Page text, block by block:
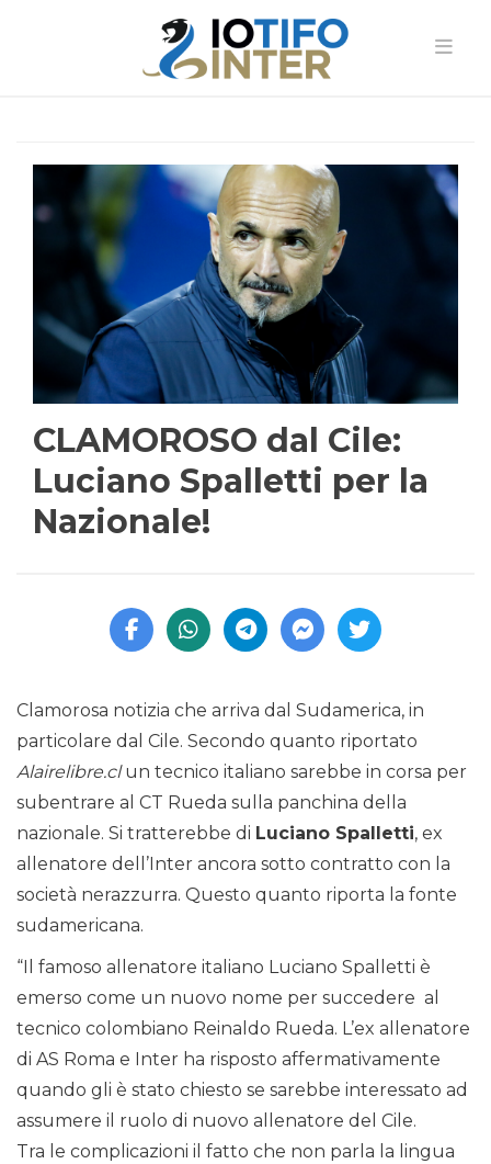
CLAMOROSO dal Cile:
Luciano Spalletti per la
Nazionale!
Clamorosa notizia che arriva dal Sudamerica, in
particolare dal Cile. Secondo quanto riportato
Alairelibre.clun tecnico italiano sarebbe in corsa per
subentrare al CT Rueda sulla panchina della
nazionale. Si tratterebbe di Luciano Spalletti, ex
allenatore dell’Inter ancora sotto contratto con la
società nerazzurra. Questo quanto riporta la fonte
sudamericana.
“Il famoso allenatore italiano Luciano Spalletti è
emerso come un nuovo nome per succedere al
tecnico colombiano Reinaldo Rueda. L’ex allenatore
di AS Roma e Inter ha risposto affermativamente
quando gli è stato chiesto se sarebbe interessato ad
assumere il ruolo di nuovo allenatore del Cile.
Tra le complicazioni il fatto che non parla la lingua